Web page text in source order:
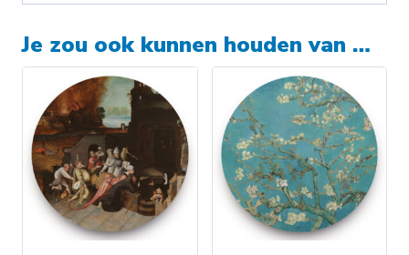
Je zou ook kunnen houden van …